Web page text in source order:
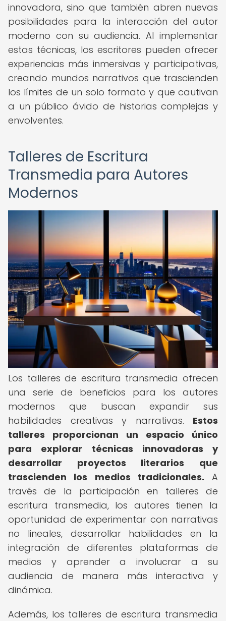
innovadora, sino que también abren nuevas
posibilidades para la interacción del autor
moderno con su audiencia. Al implementar
estas técnicas, los escritores pueden ofrecer
experiencias más inmersivas y participativas,
creando mundos narrativos que trascienden
los límites de un solo formato y que cautivan
a un público ávido de historias complejas y
envolventes.
Talleres de Escritura
Transmedia para Autores
Modernos
Los talleres de escritura transmedia ofrecen
una serie de beneficios para los autores
modernos que buscan expandir sus
habilidades creativas y narrativas. Estos
talleres proporcionan un espacio único
para explorar técnicas innovadoras y
desarrollar proyectos literarios que
trascienden los medios tradicionales. A
través de la participación en talleres de
escritura transmedia, los autores tienen la
oportunidad de experimentar con narrativas
no lineales, desarrollar habilidades en la
integración de diferentes plataformas de
medios y aprender a involucrar a su
audiencia de manera más interactiva y
dinámica.
Además, los talleres de escritura transmedia